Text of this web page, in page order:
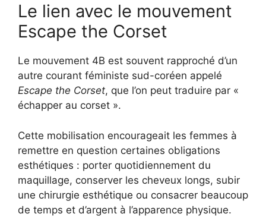
Le lien avec le mouvement
Escape the Corset
Le mouvement 4B est souvent rapproché d’un
autre courant féministe sud-coréen appelé
Escape the Corset, que l’on peut traduire par «
échapper au corset ».
Cette mobilisation encourageait les femmes à
remettre en question certaines obligations
esthétiques : porter quotidiennement du
maquillage, conserver les cheveux longs, subir
une chirurgie esthétique ou consacrer beaucoup
de temps et d’argent à l’apparence physique.